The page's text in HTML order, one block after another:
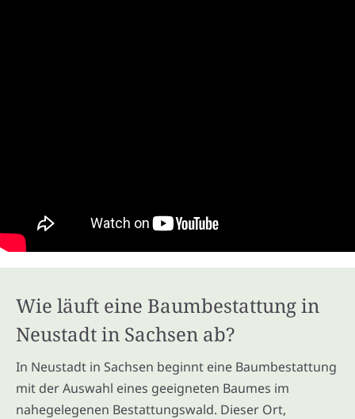
Wie läuft eine Baumbestattung in
Neustadt in Sachsen ab?
In Neustadt in Sachsen beginnt eine Baumbestattung
mit der Auswahl eines geeigneten Baumes im
nahegelegenen Bestattungswald. Dieser Ort,